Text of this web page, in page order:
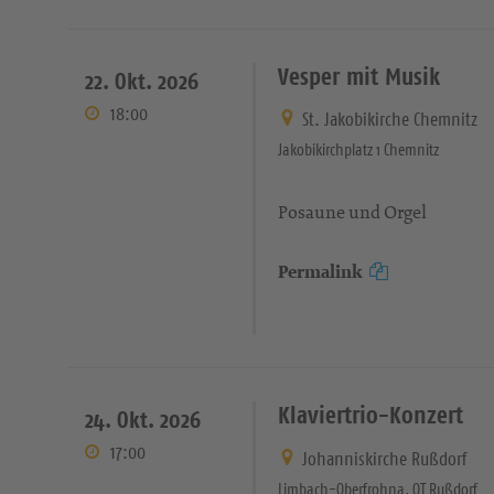
22. Okt. 2026
18:00
Vesper mit Musik
St. Jakobikirche Chemnitz
Jakobikirchplatz 1 Chemnitz
Posaune und Orgel
Permalink
24. Okt. 2026
17:00
Klaviertrio-Konzert
Johanniskirche Rußdorf
Limbach-Oberfrohna, OT Rußdorf